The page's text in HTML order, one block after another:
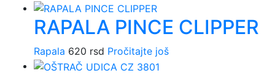
RAPALA PINCE CLIPPER
Rapala 620 rsd Pročitajte još